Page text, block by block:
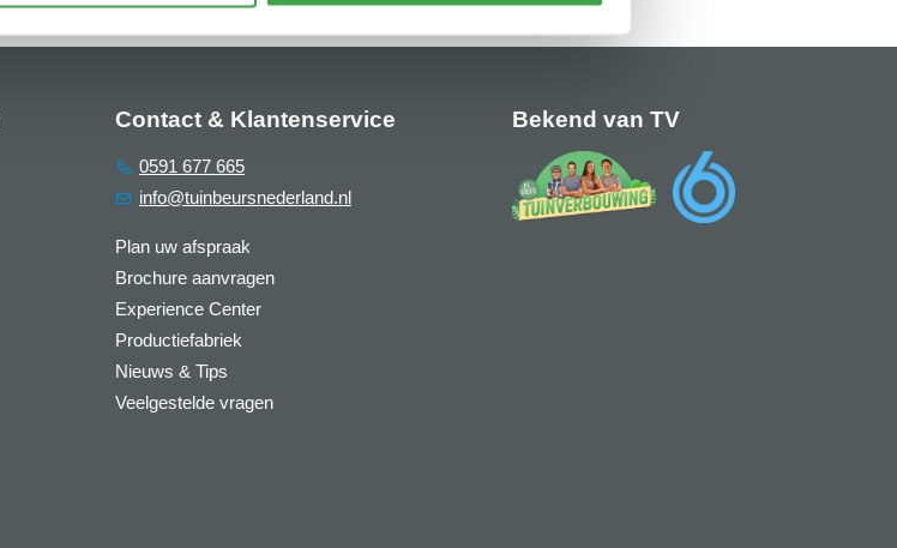
Contact & Klantenservice
0591 677 665
info@tuinbeursnederland.nl
Plan uw afspraak
Brochure aanvragen
Experience Center
Productiefabriek
Nieuws & Tips
Veelgestelde vragen
Bekend van TV